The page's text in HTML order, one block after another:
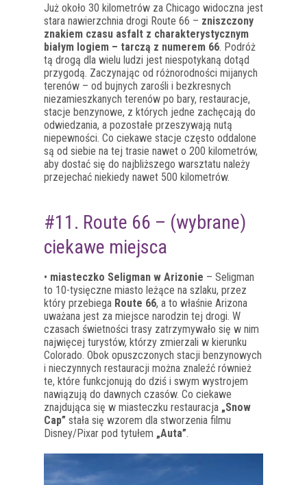
Już około 30 kilometrów za Chicago widoczna jest
stara nawierzchnia drogi Route 66 – zniszczony
znakiem czasu asfalt z charakterystycznym
białym logiem – tarczą z numerem 66. Podróż
tą drogą dla wielu ludzi jest niespotykaną dotąd
przygodą. Zaczynając od różnorodności mijanych
terenów – od bujnych zarośli i bezkresnych
niezamieszkanych terenów po bary, restauracje,
stacje benzynowe, z których jedne zachęcają do
odwiedzania, a pozostałe przeszywają nutą
niepewności. Co ciekawe stacje często oddalone
są od siebie na tej trasie nawet o 200 kilometrów,
aby dostać się do najbliższego warsztatu należy
przejechać niekiedy nawet 500 kilometrów.
#11. Route 66 – (wybrane)
ciekawe miejsca
• miasteczko Seligman w Arizonie – Seligman
to 10-tysięczne miasto leżące na szlaku, przez
który przebiega Route 66, a to właśnie Arizona
uważana jest za miejsce narodzin tej drogi. W
czasach świetności trasy zatrzymywało się w nim
najwięcej turystów, którzy zmierzali w kierunku
Colorado. Obok opuszczonych stacji benzynowych
i nieczynnych restauracji można znaleźć również
te, które funkcjonują do dziś i swym wystrojem
nawiązują do dawnych czasów. Co ciekawe
znajdująca się w miasteczku restauracja „Snow
Cap” stała się wzorem dla stworzenia filmu
Disney/Pixar pod tytułem „Auta”.